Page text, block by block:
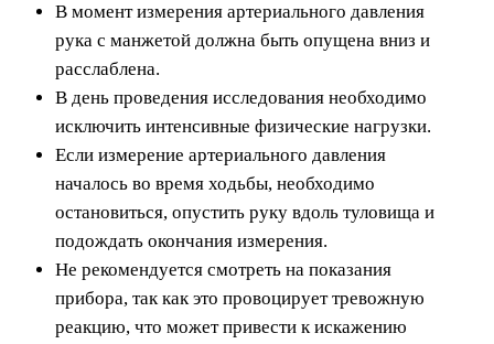
В момент измерения артериального давления
рука с манжетой должна быть опущена вниз и
расслаблена.
В день проведения исследования необходимо
исключить интенсивные физические нагрузки.
Если измерение артериального давления
началось во время ходьбы, необходимо
остановиться, опустить руку вдоль туловища и
подождать окончания измерения.
Не рекомендуется смотреть на показания
прибора, так как это провоцирует тревожную
реакцию, что может привести к искажению